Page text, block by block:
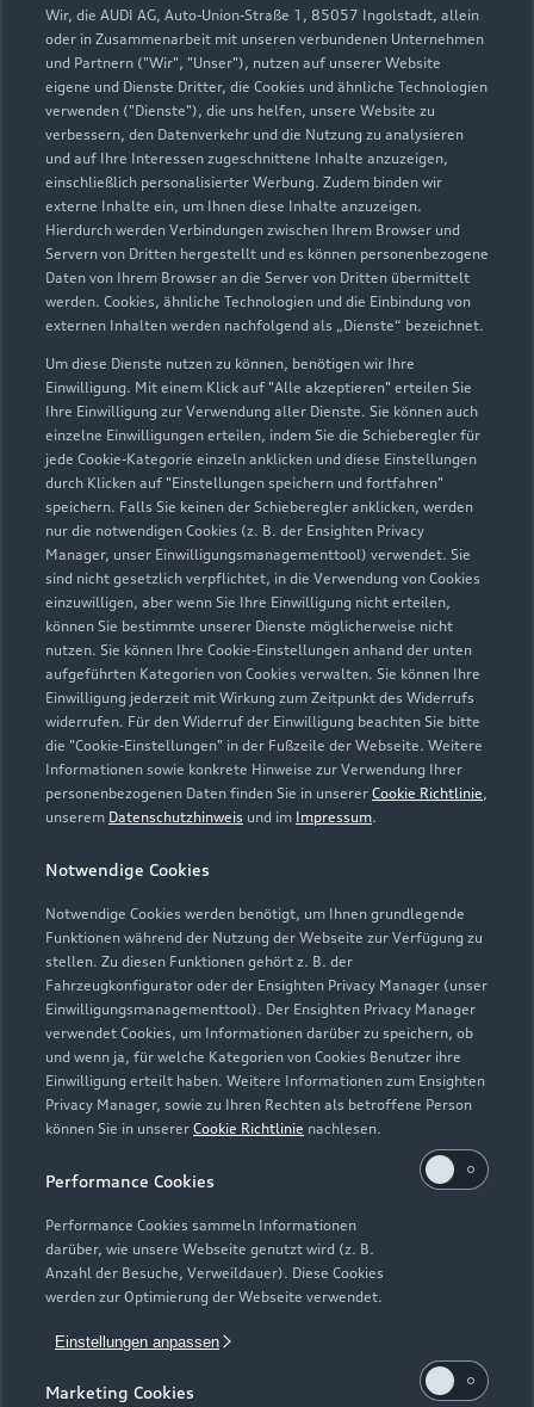
Wir, die AUDI AG, Auto-Union-Straße 1, 85057 Ingolstadt, allein
oder in Zusammenarbeit mit unseren verbundenen Unternehmen
und Partnern ("Wir", "Unser"), nutzen auf unserer Website
eigene und Dienste Dritter, die Cookies und ähnliche Technologien
verwenden ("Dienste"), die uns helfen, unsere Website zu
verbessern, den Datenverkehr und die Nutzung zu analysieren
und auf Ihre Interessen zugeschnittene Inhalte anzuzeigen,
einschließlich personalisierter Werbung. Zudem binden wir
externe Inhalte ein, um Ihnen diese Inhalte anzuzeigen.
Hierdurch werden Verbindungen zwischen Ihrem Browser und
Servern von Dritten hergestellt und es können personenbezogene
Daten von Ihrem Browser an die Server von Dritten übermittelt
werden. Cookies, ähnliche Technologien und die Einbindung von
externen Inhalten werden nachfolgend als „Dienste“ bezeichnet.
Um diese Dienste nutzen zu können, benötigen wir Ihre
Einwilligung. Mit einem Klick auf "Alle akzeptieren" erteilen Sie
Ihre Einwilligung zur Verwendung aller Dienste. Sie können auch
einzelne Einwilligungen erteilen, indem Sie die Schieberegler für
jede Cookie-Kategorie einzeln anklicken und diese Einstellungen
durch Klicken auf "Einstellungen speichern und fortfahren"
speichern. Falls Sie keinen der Schieberegler anklicken, werden
nur die notwendigen Cookies (z. B. der Ensighten Privacy
Manager, unser Einwilligungsmanagementtool) verwendet. Sie
sind nicht gesetzlich verpflichtet, in die Verwendung von Cookies
einzuwilligen, aber wenn Sie Ihre Einwilligung nicht erteilen,
können Sie bestimmte unserer Dienste möglicherweise nicht
nutzen. Sie können Ihre Cookie-Einstellungen anhand der unten
aufgeführten Kategorien von Cookies verwalten. Sie können Ihre
Einwilligung jederzeit mit Wirkung zum Zeitpunkt des Widerrufs
widerrufen. Für den Widerruf der Einwilligung beachten Sie bitte
die "Cookie-Einstellungen" in der Fußzeile der Webseite. Weitere
Informationen sowie konkrete Hinweise zur Verwendung Ihrer
personenbezogenen Daten finden Sie in unserer Cookie Richtlinie,
unserem Datenschutzhinweis und im Impressum.
Notwendige Cookies
Notwendige Cookies werden benötigt, um Ihnen grundlegende
Funktionen während der Nutzung der Webseite zur Verfügung zu
stellen. Zu diesen Funktionen gehört z. B. der
Fahrzeugkonfigurator oder der Ensighten Privacy Manager (unser
Einwilligungsmanagementtool). Der Ensighten Privacy Manager
verwendet Cookies, um Informationen darüber zu speichern, ob
und wenn ja, für welche Kategorien von Cookies Benutzer ihre
Einwilligung erteilt haben. Weitere Informationen zum Ensighten
Privacy Manager, sowie zu Ihren Rechten als betroffene Person
können Sie in unserer Cookie Richtlinie nachlesen.
Performance Cookies
Performance Cookies sammeln Informationen
darüber, wie unsere Webseite genutzt wird (z. B.
Anzahl der Besuche, Verweildauer). Diese Cookies
werden zur Optimierung der Webseite verwendet.
Einstellungen anpassen
Marketing Cookies
Niedervellmarsche Straße 25 A
34233 Fuldatal
0561 81030
info@autohaus-klein.de
Kontaktdaten herunterladen
Öffnungszeiten
Verkauf
Geschlossen, öffnet am Montag 08:00
Service
Geschlossen,öffnet amMontag 06:00
Teile- & Zubehörverkauf
Geschlossen,öffnet am Montag 07:00
Zurück nach oben
Modelle
Elektromodelle
Plug-in-Hybride
Neuwagensuche
Gebrauchtwagensuche
Service & Zubehör
Saisonale Angebote
Audi Services
Garantie
Support
Über Audi